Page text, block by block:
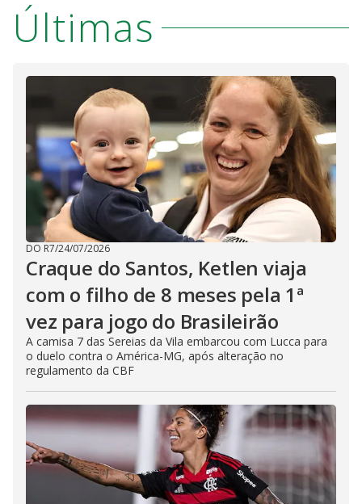
Últimas
DO R7/24/07/2026
Craque do Santos, Ketlen viaja
com o filho de 8 meses pela 1ª
vez para jogo do Brasileirão
A camisa 7 das Sereias da Vila embarcou com Lucca para
o duelo contra o América-MG, após alteração no
regulamento da CBF